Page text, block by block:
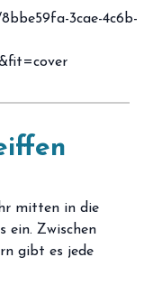
mitten in die
ein. Zwischen
gibt es jede